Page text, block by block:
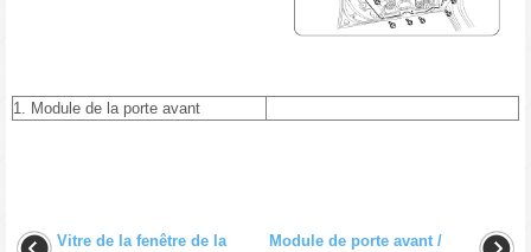
1. Module de la porte avant
Vitre de la fenêtre de la
Module de porte avant /